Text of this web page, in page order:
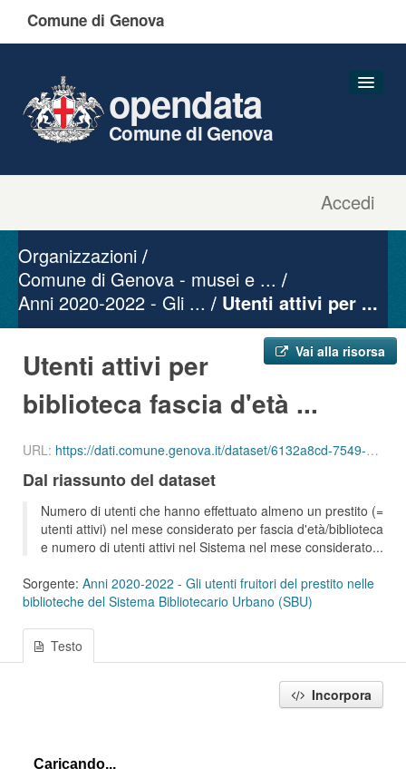
Comune di Genova
Accedi
opendata
Comune di Genova
Gruppi
Informazioni
Organizzazioni
Comune di Genova - musei e ...
Anni 2020-2022 - Gli ...
Utenti attivi per ...
Vai alla risorsa
Utenti attivi per
biblioteca fascia d'età ...
URL: https://dati.comune.genova.it/dataset/6132a8cd-7549-4c9d-8613-d075f5f547d2/resource/6d9082c4-5997-4741-af44-86b25c193a2a/download/ute_attivi_fet_35_54_bib_sbu_01_202106.json
Dal riassunto del dataset
Numero di utenti che hanno effettuato almeno un prestito (=
utenti attivi) nel mese considerato per fascia d'età/biblioteca
e numero di utenti attivi nel Sistema nel mese considerato...
Sorgente: Anni 2020-2022 - Gli utenti fruitori del prestito nelle
biblioteche del Sistema Bibliotecario Urbano (SBU)
Testo
Incorpora